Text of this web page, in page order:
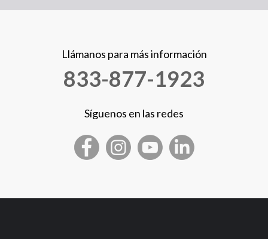
Llámanos para más información
833-877-1923
Síguenos en las redes